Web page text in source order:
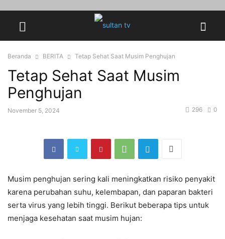
Beranda BERITA Tetap Sehat Saat Musim Penghujan
Tetap Sehat Saat Musim
Penghujan
November 5, 2024 0
296
Musim penghujan sering kali meningkatkan risiko penyakit
karena perubahan suhu, kelembapan, dan paparan bakteri
serta virus yang lebih tinggi. Berikut beberapa tips untuk
menjaga kesehatan saat musim hujan: